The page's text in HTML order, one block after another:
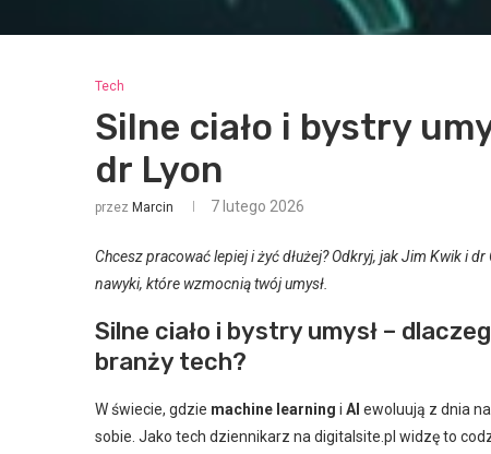
Tech
Silne ciało i bystry
dr Lyon
przez Marcin 7 lutego 2026
Chcesz pracować lepiej i żyć dłużej? Odkryj, jak Jim Kwik i
nawyki, które wzmocnią twój umysł.
Silne ciało i bystry umysł –
branży tech?
W świecie, gdzie machine learning i AI ewoluują z dnia
sobie. Jako tech dziennikarz na digitalsite.pl widzę to